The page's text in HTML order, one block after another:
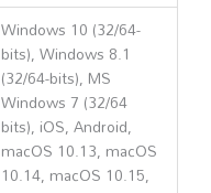
Windows 10 (32/64-
bits), Windows 8.1
(32/64-bits), MS
Windows 7 (32/64
bits), iOS, Android,
macOS 10.13, macOS
10.14, macOS 10.15,